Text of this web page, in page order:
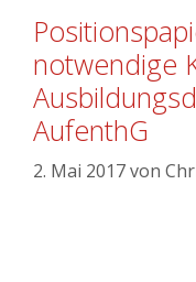
notwendige
AufenthG
2. Mai 2017von